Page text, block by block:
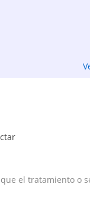
el tratamiento o